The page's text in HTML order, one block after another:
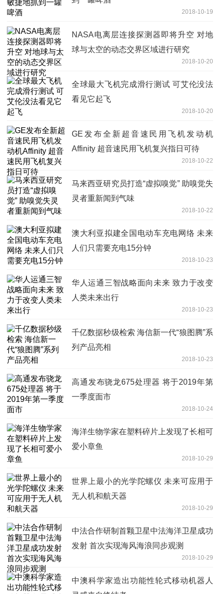
2018-10-19
NASA电离层连接探测器即将升空 对地
球与太空的动态交界区域进行研究
2018-10-20
全球最大飞机完成滑行测试 可艾伦没法
看见它起飞
2018-10-20
GE发布全新超音速民用飞机发动机
Affinity 超音速民用飞机复兴指日可待
2018-10-22
马来西亚研究员打造“虚拟嗅觉” 助嗅觉失
灵者重新闻到气味
2018-10-22
澳大利亚拟建全国电动车充电网络 未来
人们只需要充电15分钟
2018-10-23
华人运通三智战略面向未来 致力于改变
人类未来出行
2018-10-23
千亿数据秒级检索 海信新一代“狼图腾”系
列产品亮相
2018-10-23
高通发布骁龙675处理器 将于2019年第
一季度面市
2018-10-24
海洋生物学家在塑料碎片上发现了长相可
爱小章鱼
2018-10-29
世界上最小的光学陀螺仪 未来可应用于
无人机和航天器
2018-10-29
中法合作研制首颗卫星中法海洋卫星成功
发射 首次实现海风海浪同步观测
2018-10-29
中澳科学家造出功能性轮式移动机器人